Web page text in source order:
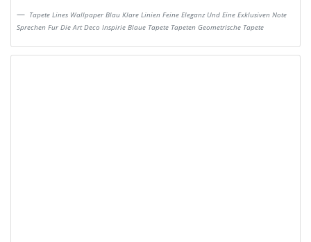
Tapete Lines Wallpaper Blau Klare Linien Feine Eleganz Und Eine Exklusiven Note
Sprechen Fur Die Art Deco Inspirie Blaue Tapete Tapeten Geometrische Tapete